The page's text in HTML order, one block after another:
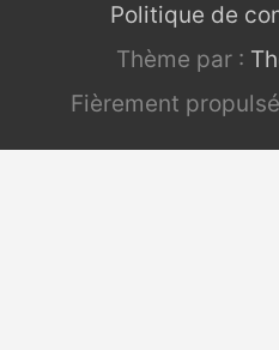
Politique de
Thème par :
Fièrement